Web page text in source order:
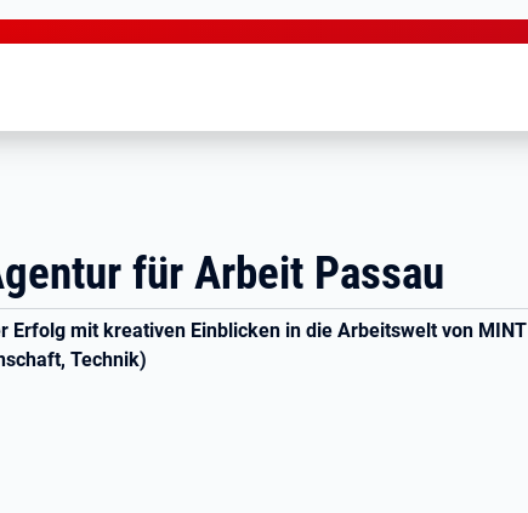
für Arbeit Passau
Erfolg mit kreativen Einblicken in die Arbeitswelt von MINT
Technik)